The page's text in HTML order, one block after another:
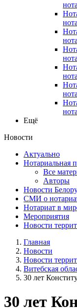
Ещё
Новости
Актуально
Нотариальная
Все
Авторы
Новости
СМИ о
Нотариат в
Мероприятия
Новости
Главная
Новости
Новости
Витебская
30 лет
30 лет